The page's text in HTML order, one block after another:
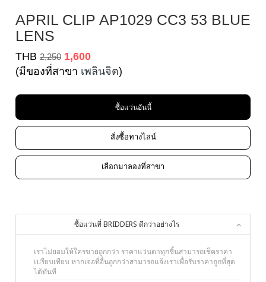
APRIL CLIP AP1029 CC3 53 BLUE
LENS
THB 2,250 1,600
(มีของที่สาขา เพลินจิต)
ซื้อแว่นอันนี้
สั่งซื้อทางไลน์
เลือกมาลองที่สาขา
ซื้อแว่นที่ BRIDDERS ดีกว่าอย่างไร
เราไม่ยอมให้ใครขายถูกกว่า ราคาแว่นตาทุกชิ้นสามารถเช็คราคา
เปรียบเทียบ หากเจอที่อื่นถูกกว่าสามารถแจ้งเราเพื่อรับราคาถูกที่สุด
ได้ทันที